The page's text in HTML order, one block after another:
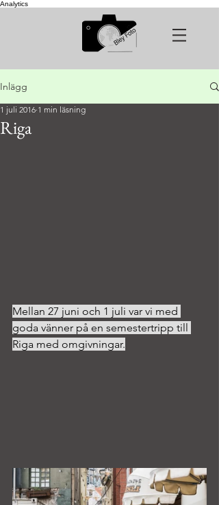
Analytics
Inlägg
Riga
1 juli 2016 1 min läsning
Mellan 27 juni och 1 juli var vi med
goda vänner på en semestertripp till
Riga med omgivningar.